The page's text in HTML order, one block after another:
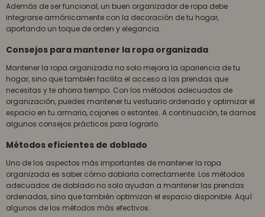
Además de ser funcional, un buen organizador de ropa debe
integrarse armónicamente con la decoración de tu hogar,
aportando un toque de orden y elegancia.
Consejos para mantener la ropa organizada
Mantener la ropa organizada no solo mejora la apariencia de tu
hogar, sino que también facilita el acceso a las prendas que
necesitas y te ahorra tiempo. Con los métodos adecuados de
organización, puedes mantener tu vestuario ordenado y optimizar el
espacio en tu armario, cajones o estantes. A continuación, te damos
algunos consejos prácticos para lograrlo.
Métodos eficientes de doblado
Uno de los aspectos más importantes de mantener la ropa
organizada es saber cómo doblarla correctamente. Los métodos
adecuados de doblado no solo ayudan a mantener las prendas
ordenadas, sino que también optimizan el espacio disponible. Aquí
algunos de los métodos más efectivos: